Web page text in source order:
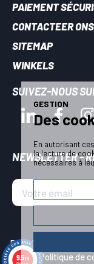
PAIEMENT
CONTACTEER ONS
SITEMAP
WINKELS
SUIVEZ-NOUS
NEWSLETTER -
Plan du site
Politique de
9.5/10
GESTION
Des
En autorisant
la lecture de
nécessaires à